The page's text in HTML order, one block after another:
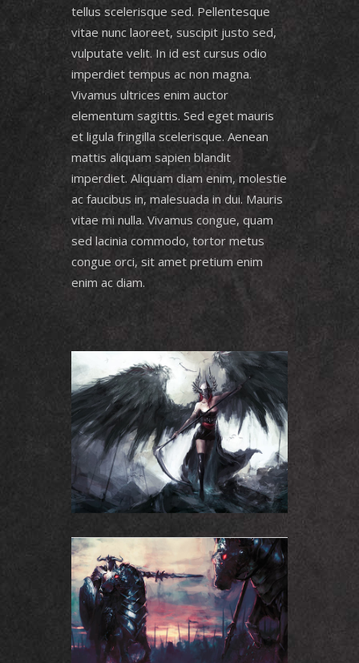
tellus scelerisque sed. Pellentesque
vitae nunc laoreet, suscipit justo sed,
vulputate velit. In id est cursus odio
imperdiet tempus ac non magna.
Vivamus ultrices enim auctor
elementum sagittis. Sed eget mauris
et ligula fringilla scelerisque. Aenean
mattis aliquam sapien blandit
imperdiet. Aliquam diam enim, molestie
ac faucibus in, malesuada in dui. Mauris
vitae mi nulla. Vivamus congue, quam
sed lacinia commodo, tortor metus
congue orci, sit amet pretium enim
enim ac diam.